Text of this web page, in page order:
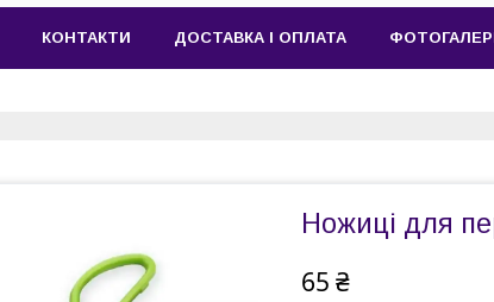
КОНТАКТИ ДОСТАВКА І ОПЛАТА
Ножиці для
65 ₴